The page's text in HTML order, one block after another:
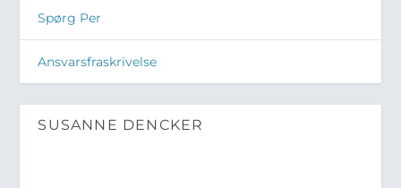
Spørg Per
Ansvarsfraskrivelse
SUSANNE DENCKER